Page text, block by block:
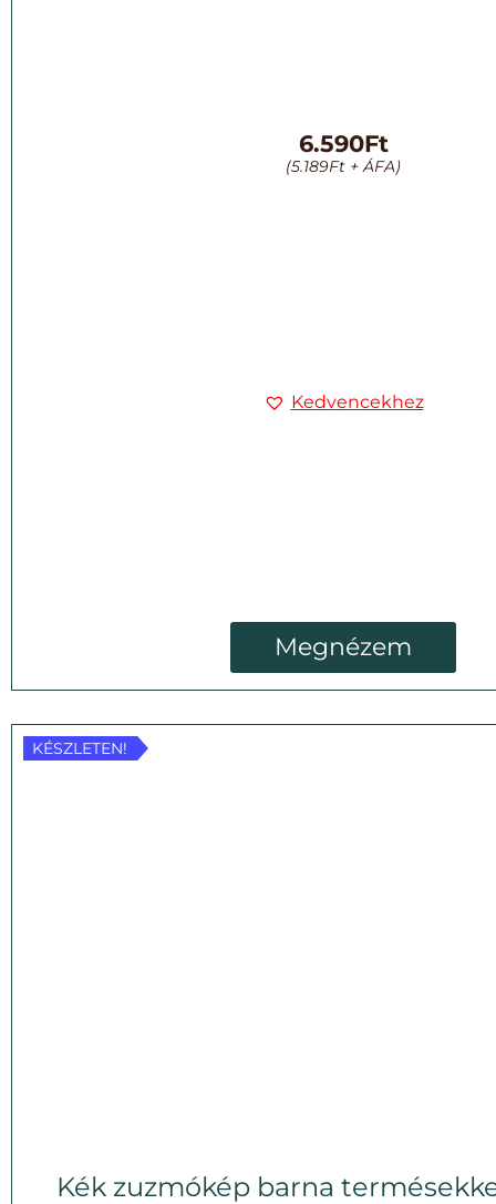
6.590Ft
(5.189Ft + ÁFA)
Kedvencekhez
Megnézem
KÉSZLETEN!
KÉSZLETEN!
Kék zuzmókép barna